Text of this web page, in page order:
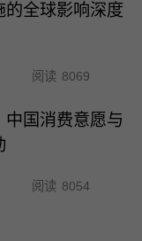
的全球影响深度
阅读 8069
中国消费意愿与
阅读 8054